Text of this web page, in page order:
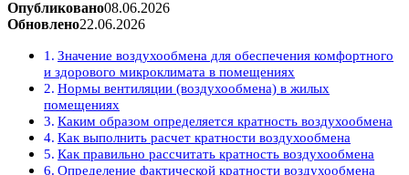
Опубликовано08.06.2026
Обновлено22.06.2026
Значение воздухообмена для обеспечения комфортного
и здорового микроклимата в помещениях
Нормы вентиляции (воздухообмена) в жилых
помещениях
Каким образом определяется кратность воздухообмена
Как выполнить расчет кратности воздухообмена
Как правильно рассчитать кратность воздухообмена
Определение фактической кратности воздухообмена